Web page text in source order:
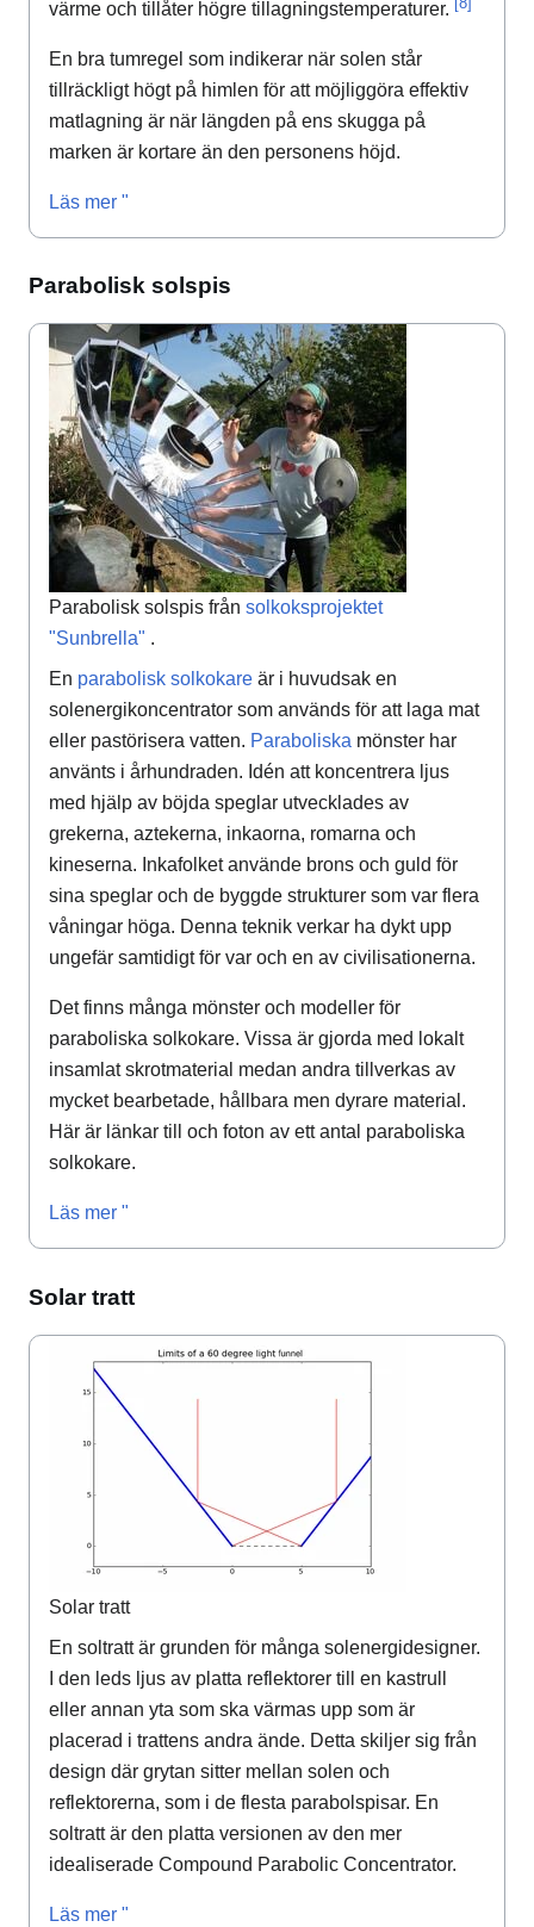
värme och tillåter högre tillagningstemperaturer.
En bra tumregel som indikerar när solen står
tillräckligt högt på himlen för att möjliggöra effektiv
matlagning är när längden på ens skugga på
marken är kortare än den personens höjd.
Läs mer "
Parabolisk solspis
Parabolisk solspis från solkoksprojektet
"Sunbrella" .
En parabolisk solkokare är i huvudsak en
solenergikoncentrator som används för att laga mat
eller pastörisera vatten. Paraboliska mönster har
använts i århundraden. Idén att koncentrera ljus
med hjälp av böjda speglar utvecklades av
grekerna, aztekerna, inkaorna, romarna och
kineserna. Inkafolket använde brons och guld för
sina speglar och de byggde strukturer som var flera
våningar höga. Denna teknik verkar ha dykt upp
ungefär samtidigt för var och en av civilisationerna.
Det finns många mönster och modeller för
paraboliska solkokare. Vissa är gjorda med lokalt
insamlat skrotmaterial medan andra tillverkas av
mycket bearbetade, hållbara men dyrare material.
Här är länkar till och foton av ett antal paraboliska
solkokare.
Läs mer "
Solar tratt
Solar tratt
En soltratt är grunden för många solenergidesigner.
I den leds ljus av platta reflektorer till en kastrull
eller annan yta som ska värmas upp som är
placerad i trattens andra ände. Detta skiljer sig från
design där grytan sitter mellan solen och
reflektorerna, som i de flesta parabolspisar. En
soltratt är den platta versionen av den mer
idealiserade Compound Parabolic Concentrator.
Läs mer "